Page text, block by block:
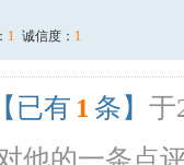
1 诚信度： 1
【已有 1 条】 于
他的一条点